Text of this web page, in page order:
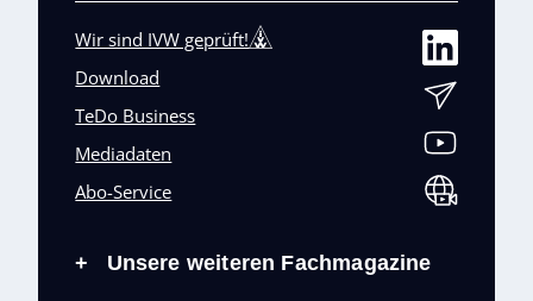
Wir sind IVW geprüft!
Download
TeDo Business
Mediadaten
Abo-Service
+ Unsere weiteren Fachmagazine